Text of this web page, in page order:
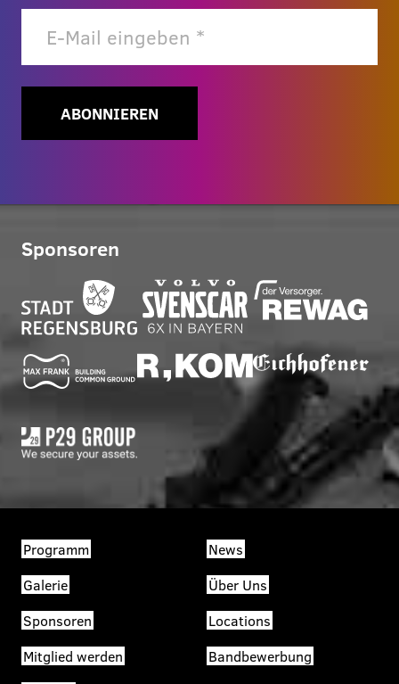
ABONNIEREN
Sponsoren
Programm
News
Galerie
Über Uns
Sponsoren
Locations
Mitglied werden
Bandbewerbung